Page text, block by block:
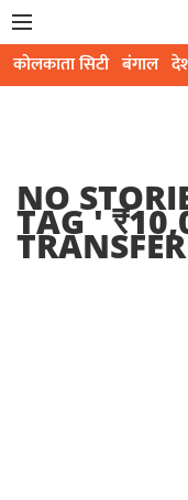
कोलकाता सिटी बंगाल
NO
TAG '